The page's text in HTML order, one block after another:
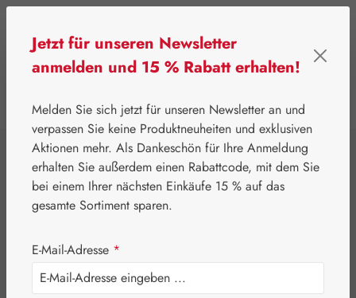
⌂ Gall Pharma Topinambur
Topinambur PE
GPH Kapseln
Jetzt für unseren Newsletter
anmelden und 15 % Rabatt erhalten!
Melden Sie sich jetzt für unseren Newsletter an und
verpassen Sie keine Produktneuheiten und exklusiven
Aktionen mehr. Als Dankeschön für Ihre Anmeldung
erhalten Sie außerdem einen Rabattcode, mit dem Sie
bei einem Ihrer nächsten Einkäufe 15 % auf das
gesamte Sortiment sparen.
E-Mail-Adresse *